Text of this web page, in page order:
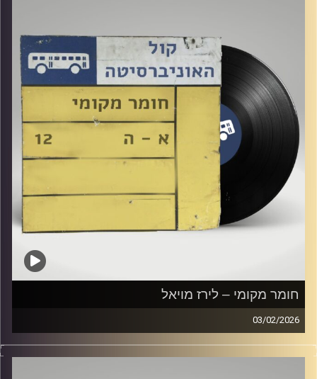
חומר מקומי – לירז מויאל
03/02/2026
שעה של מוזיקה ישראלית עם לירז מויאל